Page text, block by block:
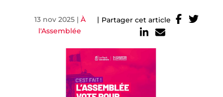
13 nov 2025| À
l'Assemblée
| Partager cet article